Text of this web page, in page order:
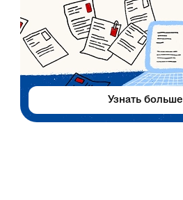
Узнать больше